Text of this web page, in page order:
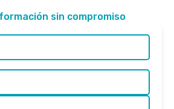
sin compromiso